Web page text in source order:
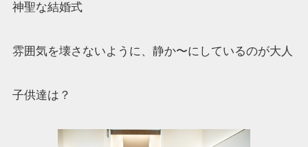
神聖な結婚式
雰囲気を壊さないように、静か〜にしているのが大人
子供達は？